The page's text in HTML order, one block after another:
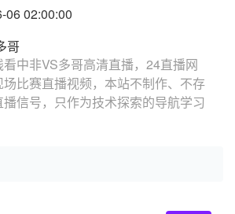
06 02:00:00
哥
中非VS多哥高清直播，24直播网
比赛直播视频，本站不制作、不存
信号，只作为技术探索的导航学习